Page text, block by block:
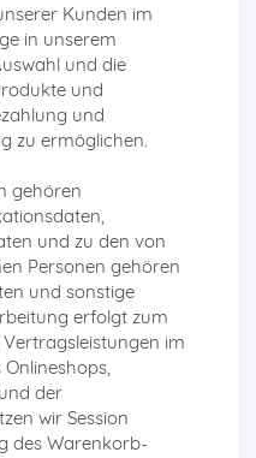
Kunden im
in unserem
und die
und
und
zu ermöglichen.
gehören
und zu den von
Personen gehören
und sonstige
erfolgt zum
im
der
wir Session
des Warenkorb-